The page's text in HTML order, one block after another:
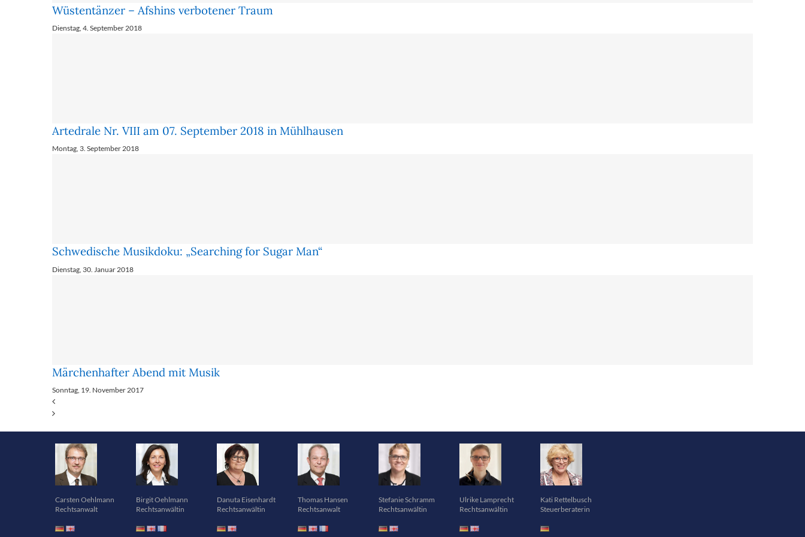
Wüstentänzer – Afshins verbotener Traum
Dienstag, 4. September 2018
Artedrale Nr. VIII am 07. September 2018 in Mühlhausen
Montag, 3. September 2018
Schwedische Musikdoku: „Searching for Sugar Man“
Dienstag, 30. Januar 2018
Märchenhafter Abend mit Musik
Sonntag, 19. November 2017
Carsten Oehlmann
Rechtsanwalt
Birgit Oehlmann
Rechtsanwältin
Danuta Eisenhardt
Rechtsanwältin
Thomas Hansen
Rechtsanwalt
Stefanie Schramm
Rechtsanwältin
Ulrike Lamprecht
Rechtsanwältin
Kati Rettelbusch
Steuerberaterin